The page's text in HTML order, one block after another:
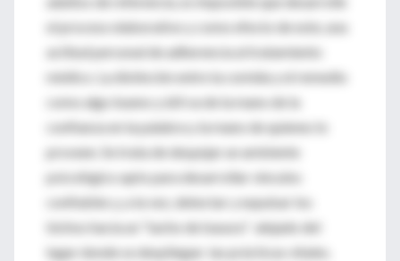
el proceso elaborativo y como efecto de este, una
actitud personal de adherencia al tratamiento
médico. La distinción entre la comida y el remedio
como algo bueno y útil va de la mano de la
confianza en la palabra y la mano de quienes lo
proveen. Se trata de despejar un ambiente
psicológico apto para desarrollar vínculos
confiables y, a la vez, detectar y expulsar los
bichos hacia un “tacho de basura” alejado del
lugar donde se despliegan las prácticas vitales.